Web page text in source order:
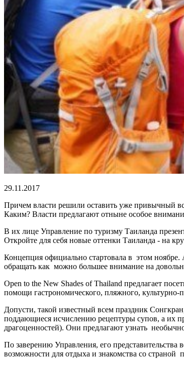
29.11.2017
Причем власти решили оставить уже привычный
Каким? Власти предлагают отныне особое
В их лице Управление по туризму Таиланда
Откройте для себя новые оттенки Таиланда - на
Концепция официально стартовала в этом
обращать как можно большее внимание на
Open to the New Shades of Thailand предлагает
помощи гастрономического, пляжного, культурно-
Допусти, такой известный всем праздник
поддающиеся исчислению рецептуры супов, а их
драгоценностей). Они предлагают узнать
По заверению Управления, его
возможности для отдыха и знакомства со